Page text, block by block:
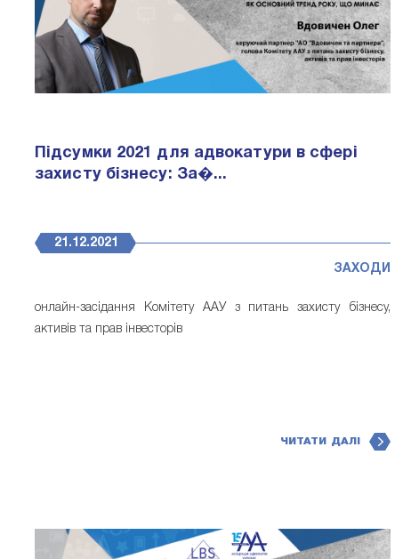
Підсумки 2021 для адвокатури в сфері
захисту бізнесу: За�...
21.12.2021
ЗАХОДИ
онлайн-засідання Комітету ААУ з питань захисту бізнесу,
активів та прав інвесторів
ЧИТАТИ ДАЛІ